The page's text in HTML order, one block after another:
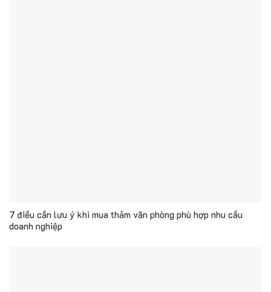
7 điều cần lưu ý khi mua thảm văn phòng phù hợp nhu cầu
doanh nghiệp